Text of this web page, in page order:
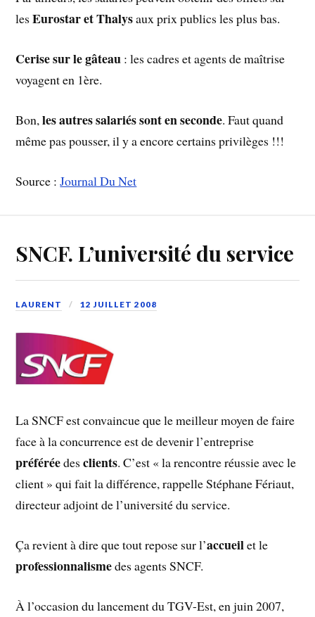
lesEurostar et Thalysaux prix publics les plus bas.
Cerise sur le gâteau : les cadres et agents de maîtrise
voyagent en 1ère.
Bon,les autres salariés sont en seconde. Faut quand
même pas pousser, il y a encore certains privilèges !!!
Source :Journal Du Net
SNCF. L’université du service
LAURENT 12 JUILLET 2008
La SNCF est convaincue que le meilleur moyen de faire
face à la concurrence est de devenir l’entreprise
préféréedesclients. C’est « la rencontre réussie avec le
client » qui fait la différence, rappelle Stéphane Fériaut,
directeur adjoint de l’université du service.
Ça revient à dire que tout repose sur l’accueilet le
professionnalismedes agents SNCF.
À l’occasion du lancement du TGV-Est, en juin 2007,